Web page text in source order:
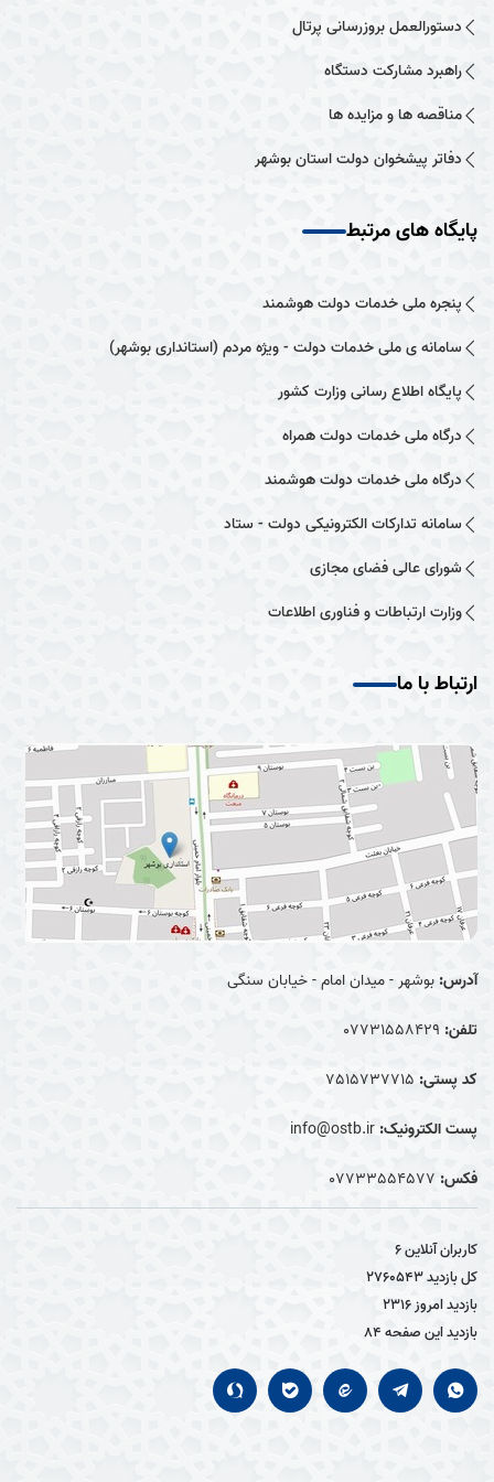
دستورالعمل بروزرسانی پرتال
راهبرد مشارکت دستگاه
مناقصه ها و مزایده ها
دفاتر پیشخوان دولت استان بوشهر
پایگاه های مرتبط
پنجره ملی خدمات دولت هوشمند
سامانه ی ملی خدمات دولت - ویژه مردم (استانداری بوشهر)
پایگاه اطلاع رسانی وزارت کشور
درگاه ملی خدمات دولت همراه
درگاه ملی خدمات دولت هوشمند
سامانه تدارکات الکترونیکی دولت - ستاد
شورای عالی فضای مجازی
وزارت ارتباطات و فناوری اطلاعات
ارتباط با ما
آدرس: بوشهر - میدان امام - خیابان سنگی
تلفن: 07731558429
کد پستی: 7515737715
پست الکترونیک: info@ostb.ir
فکس: 07733554577
کاربران آنلاین6
کل بازدید2760543
بازدید امروز2316
بازدید این صفحه84